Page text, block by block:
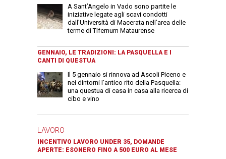
A Sant’Angelo in Vado sono partite le
iniziative legate agli scavi condotti
dall’Università di Macerata nell’area delle
terme di Tifernum Mataurense
GENNAIO, LE TRADIZIONI: LA PASQUELLA E I
CANTI DI QUESTUA
Il 5 gennaio si rinnova ad Ascoli Piceno e
nei dintorni l'antico rito della Pasquella:
una questua di casa in casa alla ricerca di
cibo e vino
LAVORO
INCENTIVO LAVORO UNDER 35, DOMANDE
APERTE: ESONERO FINO A 500 EURO AL MESE